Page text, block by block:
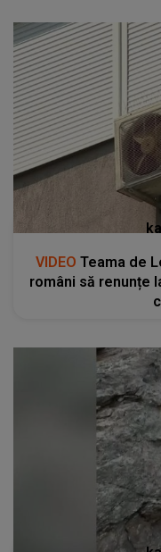
VIDEOTeama de
români să renunțe
Un gest
indignare și a
RECOMANDĂRI